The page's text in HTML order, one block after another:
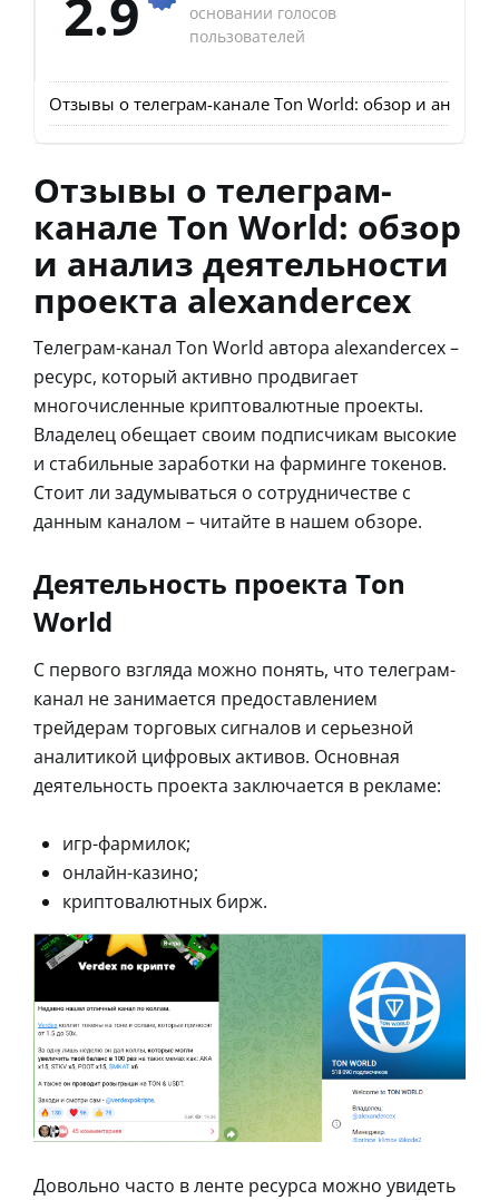
2.9
основании голосов
пользователей
Отзывы о телеграм-канале Ton World: обзор и анализ
Отзывы о телеграм-
канале Ton World: обзор
и анализ деятельности
проекта alexandercex
Телеграм-канал Ton World автора alexandercex –
ресурс, который активно продвигает
многочисленные криптовалютные проекты.
Владелец обещает своим подписчикам высокие
и стабильные заработки на фарминге токенов.
Стоит ли задумываться о сотрудничестве с
данным каналом – читайте в нашем обзоре.
Деятельность проекта Ton
World
С первого взгляда можно понять, что телеграм-
канал не занимается предоставлением
трейдерам торговых сигналов и серьезной
аналитикой цифровых активов. Основная
деятельность проекта заключается в рекламе:
игр-фармилок;
онлайн-казино;
криптовалютных бирж.
Довольно часто в ленте ресурса можно увидеть